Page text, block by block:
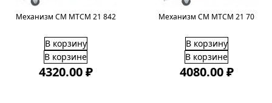
Механизм СМ МТСМ 21 842
В корзину
В корзине
4320.00 ₽
Механизм СМ МТСМ 21 70
В корзину
В корзине
4080.00 ₽